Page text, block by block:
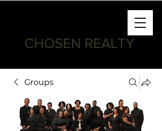
CHOSEN REALTY
Groups